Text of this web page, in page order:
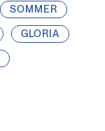
SOMMER
GLORIA